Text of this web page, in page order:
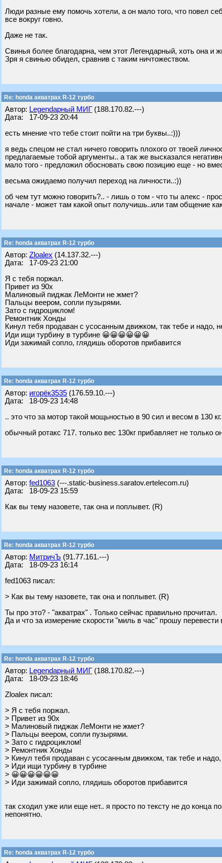
Люди разные ему помочь хотели, а он мало того, что повел
все вокруг говно.
Даже не так.
Свинья более благодарна, чем этот Легендарный, хоть она и
Зря я свинью обидел, сравнив с таким ничтожеством.
Re: honda акватрах R-12 турбо
Автор: Legendарный МИГ (188.170.82.---)
Дата: 17-09-23 20:44
есть мнение что тебе стоит пойти на три буквы..:)))
я ведь спецом не стал ничего говорить плохого от твоей
предлагаемые тобой аргументы.. а так же высказался
мало того - предложил обосновать свою позицию еще - но
весьма ожидаемо получил переход на личности..:))
об чем тут можно говорить?.. - лишь о том - что ты алекс -
начале - может там какой опыт получишь..или там общение
Re: honda акватрах R-12 турбо
Автор: Zloalex (14.137.32.---)
Дата: 17-09-23 21:00
Я с тебя поржал.
Привет из 90х
Малиновый пиджак ЛеМонти не жмет?
Пальцы веером, сопли пузырями.
Зато с гидроциклом!
Ремонтник Хонды
Кинул тебя продаван с усосанным движком, так тебе и надо,
Иди ищи турбину в турбине 😀😀😀😀😀😀
Иди зажимай сопло, глядишь оборотов прибавится
Re: honda акватрах R-12 турбо
Автор: игорёк3535 (176.59.10.---)
Дата: 18-09-23 14:48
.. это что за мотор такой мощьностью в 90 сил и весом в 130
обычный ротакс 717. только вес 130кг прибавляет не только
Re: honda акватрах R-12 турбо
Автор: fed1063 (---.static-business.saratov.ertelecom.ru)
Дата: 18-09-23 15:59
Как вы тему назовете, так она и поплывет. (R)
Re: honda акватрах R-12 турбо
Автор: МитричЪ (91.77.161.---)
Дата: 18-09-23 16:14
fed1063 писал:
> Как вы тему назовете, так она и поплывет. (R)
Ты про это? - "акватрах" . Только сейчас правильно прочитал.
Да и что за измерение скорости "миль в час" прошу
Re: honda акватрах R-12 турбо
Автор: Legendарный МИГ (188.170.82.---)
Дата: 18-09-23 18:46
Zloalex писал:
> Я с тебя поржал.
> Привет из 90х
> Малиновый пиджак ЛеМонти не жмет?
> Пальцы веером, сопли пузырями.
> Зато с гидроциклом!
> Ремонтник Хонды
> Кинул тебя продаван с усосанным движком, так тебе и
> Иди ищи турбину в турбине
> 😀😀😀😀😀😀
> Иди зажимай сопло, глядишь оборотов прибавится
так сходил уже или еще нет.. я просто по тексту не до конца
непонятно.
Re: honda акватрах R-12 турбо